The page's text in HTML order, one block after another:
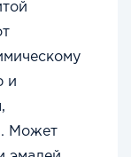
и
Может